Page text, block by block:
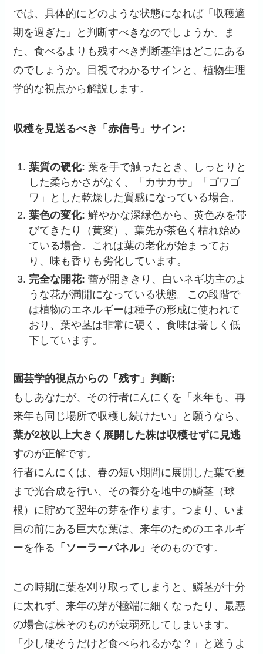
では、具体的にどのような状態になれば「収穫適
期を過ぎた」と判断すべきなのでしょうか。ま
た、食べるよりも残すべき判断基準はどこにある
のでしょうか。目視でわかるサインと、植物生理
学的な視点から解説します。
収穫を見送るべき「赤信号」サイン:
葉質の硬化: 葉を手で触ったとき、しっとりと
した柔らかさがなく、「カサカサ」「ゴワゴ
ワ」とした乾燥した質感になっている場合。
葉色の変化: 鮮やかな深緑色から、黄色みを帯
びてきたり（黄変）、葉先が茶色く枯れ始め
ている場合。これは葉の老化が始まってお
り、味も香りも劣化しています。
完全な開花: 蕾が開ききり、白いネギ坊主のよ
うな花が満開になっている状態。この段階で
は植物のエネルギーは種子の形成に使われて
おり、葉や茎は非常に硬く、食味は著しく低
下しています。
園芸学的視点からの「残す」判断:
もしあなたが、その行者にんにくを「来年も、再
来年も同じ場所で収穫し続けたい」と願うなら、
葉が2枚以上大きく展開した株は収穫せずに見逃
すのが正解です。
行者にんにくは、春の短い期間に展開した葉で夏
まで光合成を行い、その養分を地中の鱗茎（球
根）に貯めて翌年の芽を作ります。つまり、いま
目の前にある巨大な葉は、来年のためのエネルギ
ーを作る 「ソーラーパネル」 そのものです。
この時期に葉を刈り取ってしまうと、鱗茎が十分
に太れず、来年の芽が極端に細くなったり、最悪
の場合は株そのものが衰弱死してしまいます。
「少し硬そうだけど食べられるかな？」と迷うよ